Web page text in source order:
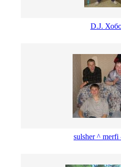
D.J.
sulsher ^ merfi